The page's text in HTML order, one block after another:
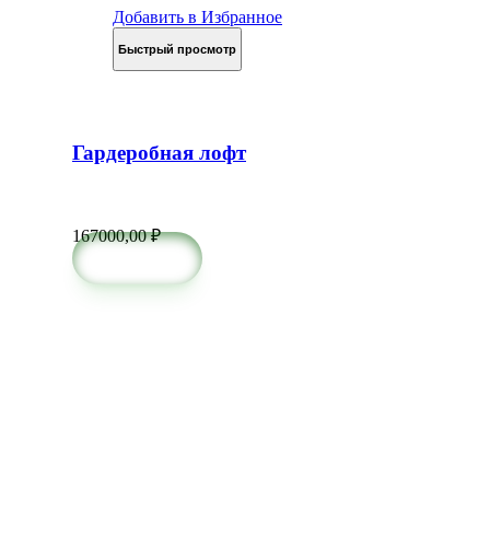
Добавить в Избранное
Быстрый просмотр
Гардеробная лофт
167000,00₽